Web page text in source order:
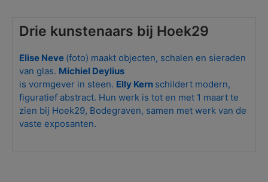
Drie kunstenaars bij Hoek29
Elise Neve (foto) maakt objecten, schalen en sieraden
van glas. Michiel Deylius
is vormgever in steen. Elly Kern schildert modern,
figuratief abstract. Hun werk is tot en met 1 maart te
zien bij Hoek29, Bodegraven, samen met werk van de
vaste exposanten.